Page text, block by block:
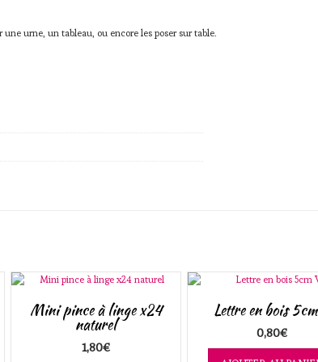
urne, un tableau, ou encore les poser sur table.
Mini pince à linge x24
naturel
1,80€
Lettre en bois
0,80€